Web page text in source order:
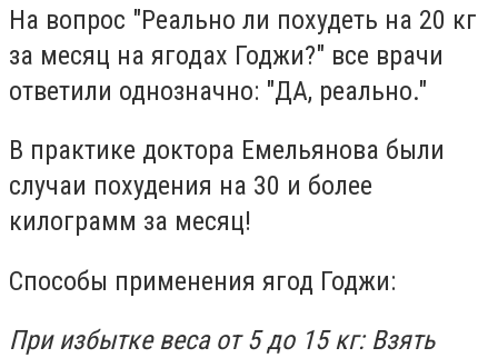
На вопрос "Реально ли похудеть на 20 кг
за месяц на ягодах Годжи?" все врачи
ответили однозначно: "ДА, реально."
В практике доктора Емельянова были
случаи похудения на 30 и более
килограмм за месяц!
Способы применения ягод Годжи:
При избытке веса от 5 до 15 кг: Взять